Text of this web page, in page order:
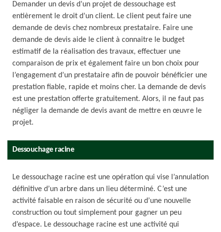
Demander un devis d’un projet de dessouchage est
entièrement le droit d’un client. Le client peut faire une
demande de devis chez nombreux prestataire. Faire une
demande de devis aide le client à connaitre le budget
estimatif de la réalisation des travaux, effectuer une
comparaison de prix et également faire un bon choix pour
l’engagement d’un prestataire afin de pouvoir bénéficier une
prestation fiable, rapide et moins cher. La demande de devis
est une prestation offerte gratuitement. Alors, il ne faut pas
négliger la demande de devis avant de mettre en œuvre le
projet.
Dessouchage racine
Le dessouchage racine est une opération qui vise l’annulation
définitive d’un arbre dans un lieu déterminé. C’est une
activité faisable en raison de sécurité ou d’une nouvelle
construction ou tout simplement pour gagner un peu
d’espace. Le dessouchage racine est une activité qui